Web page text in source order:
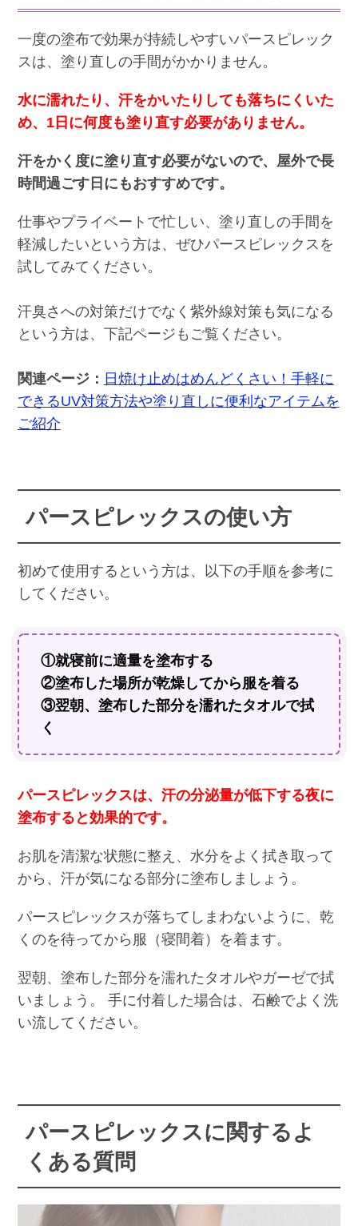
一度の塗布で効果が持続しやすいパースピレック
スは、塗り直しの手間がかかりません。
水に濡れたり、汗をかいたりしても落ちにくいた
め、1日に何度も塗り直す必要がありません。
汗をかく度に塗り直す必要がないので、屋外で長
時間過ごす日にもおすすめです。
仕事やプライベートで忙しい、塗り直しの手間を
軽減したいという方は、ぜひパースピレックスを
試してみてください。
汗臭さへの対策だけでなく紫外線対策も気になる
という方は、下記ページもご覧ください。
関連ページ： 日焼け止めはめんどくさい！手軽に
できるUV対策方法や塗り直しに便利なアイテムを
ご紹介
パースピレックスの使い方
初めて使用するという方は、以下の手順を参考に
してください。
①就寝前に適量を塗布する
②塗布した場所が乾燥してから服を着る
③翌朝、塗布した部分を濡れたタオルで拭
く
パースピレックスは、汗の分泌量が低下する夜に
塗布すると効果的です。
お肌を清潔な状態に整え、水分をよく拭き取って
から、汗が気になる部分に塗布しましょう。
パースピレックスが落ちてしまわないように、乾
くのを待ってから服（寝間着）を着ます。
翌朝、塗布した部分を濡れたタオルやガーゼで拭
いましょう。 手に付着した場合は、石鹸でよく洗
い流してください。
パースピレックスに関するよ
くある質問